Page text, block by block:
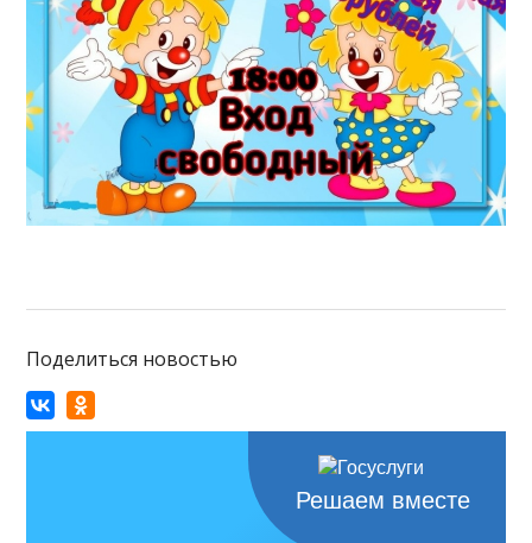
Поделиться новостью
Решаем вместе